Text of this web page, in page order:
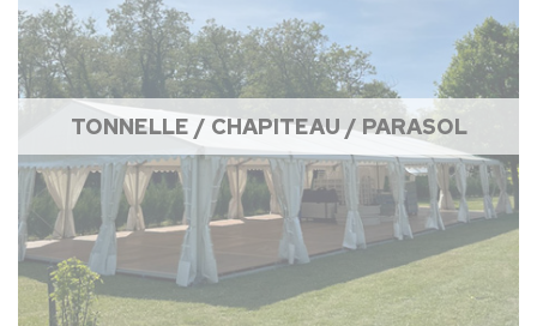
TONNELLE / CHAPITEAU / PARASOL